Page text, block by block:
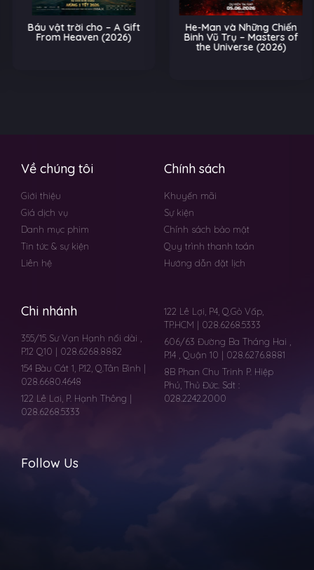
Báu vật trời cho – A Gift
From Heaven (2026)
He-Man và Những Chiến
Binh Vũ Trụ – Masters of
the Universe (2026)
Về chúng tôi
Giới thiệu
Giá dịch vụ
Danh mục phim
Tin tức & sự kiện
Liên hệ
Chính sách
Khuyến mãi
Sự kiện
Chính sách bảo mật
Quy trình thanh toán
Hướng dẫn đặt lịch
Chi nhánh
355/15 Sư Vạn Hạnh nối dài ,
P.12 Q10 | 028.6268.8882
154 Bàu Cát 1, P.12, Q.Tân Bình |
028.6680.4648
122 Lê Lơi, P. Hạnh Thông |
028.6268.5333
122 Lê Lợi, P4, Q.Gò Vấp,
TP.HCM | 028.6268.5333
606/63 Đường Ba Tháng Hai ,
P.14 , Quận 10 | 028.6276.8881
8B Phan Chu Trinh P. Hiệp
Phú, Thủ Đức. Sdt :
028.2242.2000
Follow Us